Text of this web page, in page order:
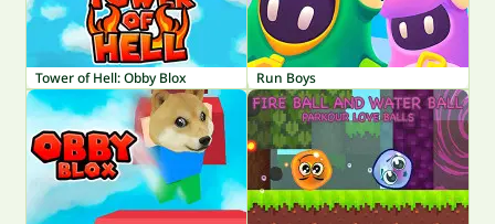
Tower of Hell: Obby Blox Run Boys